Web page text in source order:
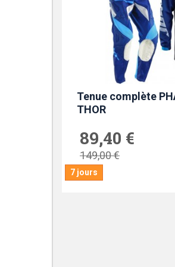
Tenue complète
THOR
89,40 €
149,00 €
7 jours